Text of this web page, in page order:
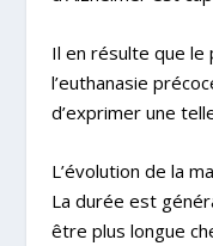
Il en résulte que
l’euthanasie
d’exprimer une
L’évolution de la
La durée est
être plus longue